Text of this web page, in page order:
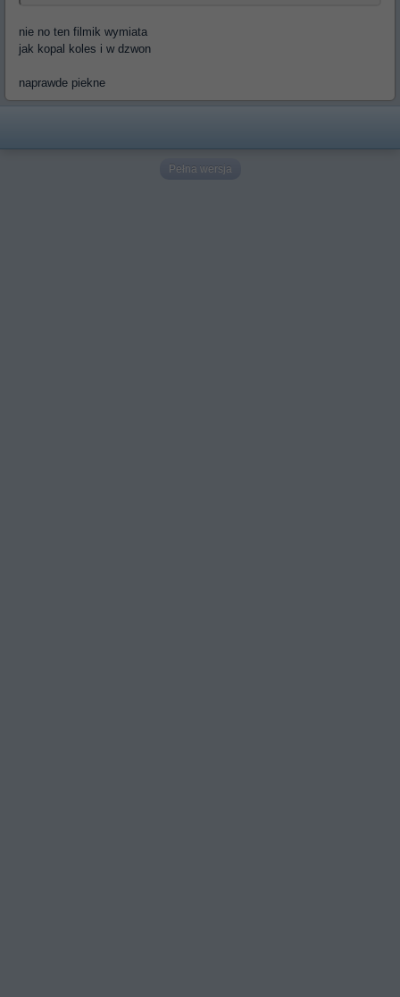
nie no ten filmik wymiata
jak kopal koles i w dzwon
naprawde piekne
Pełna wersja